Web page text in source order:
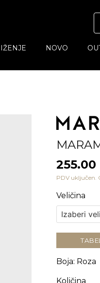
NOVO
255.00
PDV uključen.
Veličina
Boja: Roza
Količina